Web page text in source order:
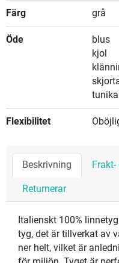
Färg grå
Öde
blus
kjol
tunika
Flexibilitet
Beskrivning
Returnerar
Italienskt 100%
tyg, det är tillverkat av
ner helt, vilket är